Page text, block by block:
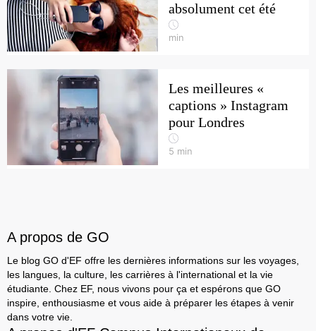
absolument cet été
min
Les meilleures «
captions » Instagram
pour Londres
5 min
A propos de GO
Le blog GO d'EF offre les dernières informations sur les voyages,
les langues, la culture, les carrières à l'international et la vie
étudiante. Chez EF, nous vivons pour ça et espérons que GO
inspire, enthousiasme et vous aide à préparer les étapes à venir
dans votre vie.